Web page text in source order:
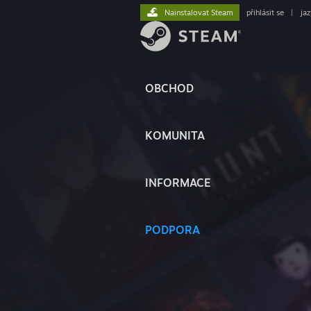
OBCHOD
KOMUNITA
INFORMACE
PODPORA
Nainstalovat Steam přihlásit se